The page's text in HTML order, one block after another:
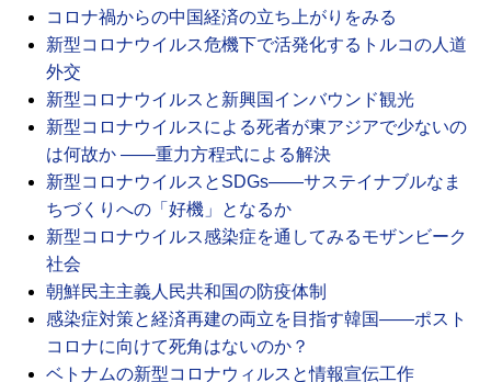
コロナ禍からの中国経済の立ち上がりをみる
新型コロナウイルス危機下で活発化するトルコの人道
外交
新型コロナウイルスと新興国インバウンド観光
新型コロナウイルスによる死者が東アジアで少ないの
は何故か ――重力方程式による解決
新型コロナウイルスとSDGs――サステイナブルなま
ちづくりへの「好機」となるか
新型コロナウイルス感染症を通してみるモザンビーク
社会
朝鮮民主主義人民共和国の防疫体制
感染症対策と経済再建の両立を目指す韓国――ポスト
コロナに向けて死角はないのか？
ベトナムの新型コロナウィルスと情報宣伝工作